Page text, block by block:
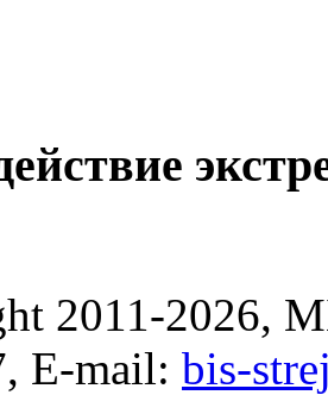
2011-2026,
E-mail: bis-